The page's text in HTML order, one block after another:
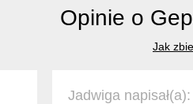
Opinie o
Jak
Jadwiga napisał(a):